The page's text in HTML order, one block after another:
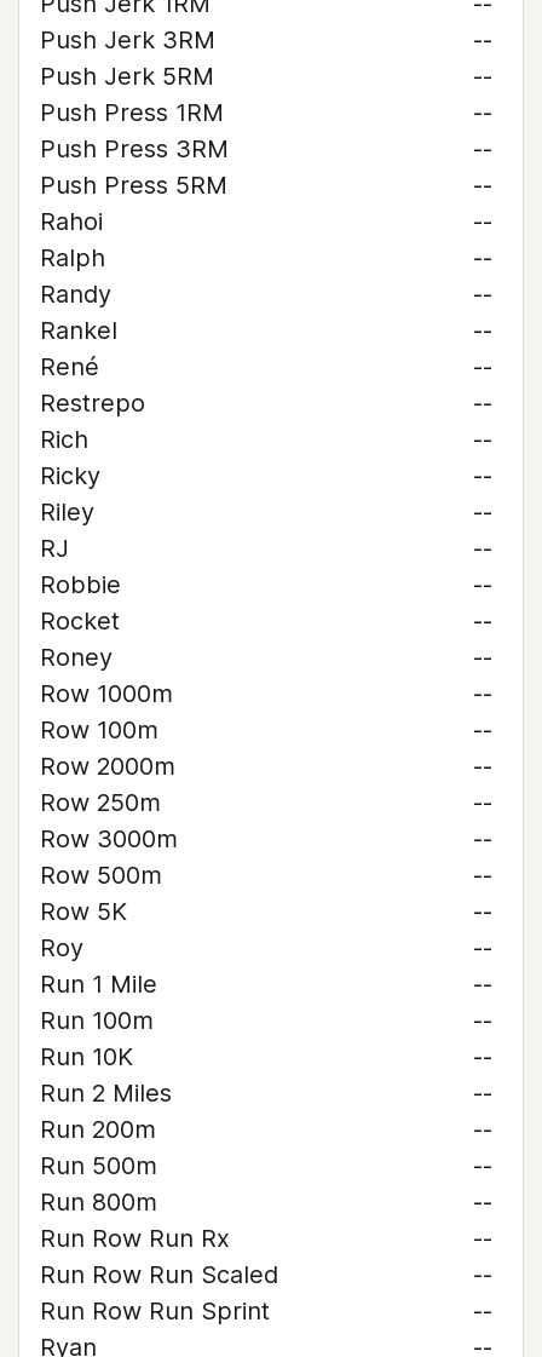
Push Jerk 3RM
--
Push Jerk 5RM
--
Push Press 1RM
--
Push Press 3RM
--
Push Press 5RM
--
Rahoi
--
Ralph
--
Randy
--
Rankel
--
René
--
Restrepo
--
Rich
--
Ricky
--
Riley
--
RJ
--
Robbie
--
Rocket
--
Roney
--
Row 1000m
--
Row 100m
--
Row 2000m
--
Row 250m
--
Row 3000m
--
Row 500m
--
Row 5K
--
Roy
--
Run 1 Mile
--
Run 100m
--
Run 10K
--
Run 2 Miles
--
Run 200m
--
Run 500m
--
Run 800m
--
Run Row Run Rx
--
Run Row Run Scaled
--
Run Row Run Sprint
--
Ryan
--